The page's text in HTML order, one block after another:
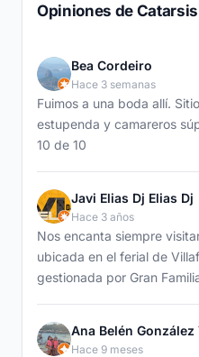
Opiniones de
Bea Cordeiro
Hace 3 semanas
Fuimos a una boda allí.
estupenda y camareros
10 de 10
Javi Elias Dj Elias Dj
Hace 3 años
Nos encanta siempre
ubicada en el ferial de
gestionada por Gran
Ana Belén González
Hace 9 meses